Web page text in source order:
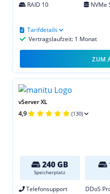
RAID 10
NVMe
Vertragslaufzeit: 1 Monat
Tarifdetails
ZUM
vServer XL
4,9 (130)
240 GB
Speicherplatz
Telefonsupport DDoS